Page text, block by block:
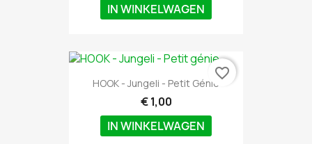
IN WINKELWAGEN
HOOK - Jungeli - Petit Génie
€ 1,00
IN WINKELWAGEN
favorite_border